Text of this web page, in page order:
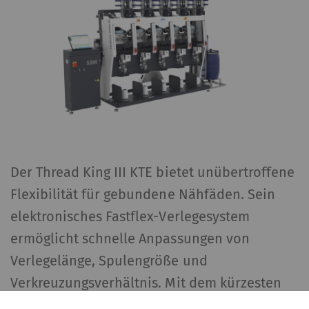
Der Thread King III KTE bietet unübertroffene
Flexibilität für gebundene Nähfäden. Sein
elektronisches Fastflex-Verlegesystem
ermöglicht schnelle Anpassungen von
Verlegelänge, Spulengröße und
Verkreuzungsverhältnis. Mit dem kürzesten